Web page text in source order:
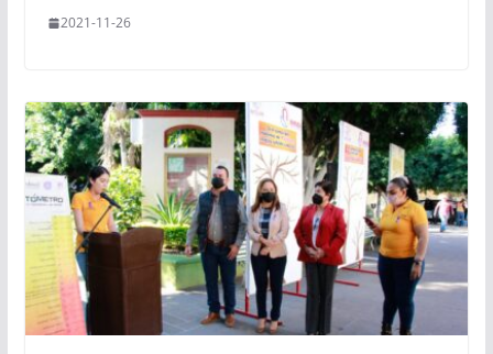
2021-11-26